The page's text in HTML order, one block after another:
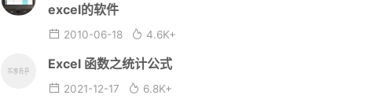
excel的软件
2010-06-18 4.6K+
Excel 函数之统计公式
2021-12-17 6.8K+